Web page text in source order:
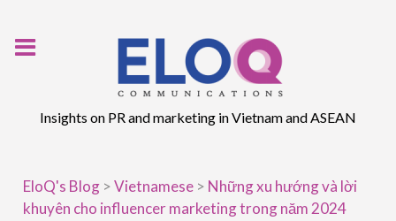
Insights on PR and marketing in Vietnam and ASEAN
EloQ's Blog >Vietnamese > Những xu hướng và lời
khuyên cho influencer marketing trong năm 2024